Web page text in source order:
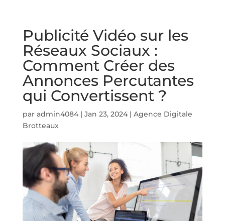
Publicité Vidéo sur les
Réseaux Sociaux :
Comment Créer des
Annonces Percutantes
qui Convertissent ?
par admin4084| Jan 23, 2024| Agence Digitale
Brotteaux